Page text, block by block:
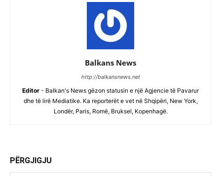
Balkans News
http://balkansnews.net
Editor - Balkan's News gëzon statusin e një Agjencie të Pavarur
dhe të lirë Mediatike. Ka reporterët e vet në Shqipëri, New York,
Londër, Paris, Romë, Bruksel, Kopenhagë.
PËRGJIGJU